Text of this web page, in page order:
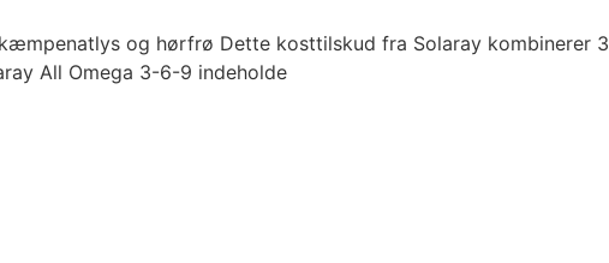
og hørfrø Dette kosttilskud fra Solaray kombinerer 3
All Omega 3-6-9 indeholde